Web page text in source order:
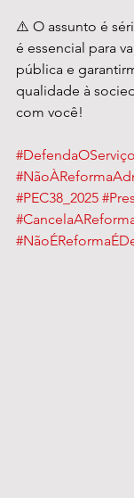
⚠️ O assunto é
é essencial para
pública e
qualidade à
com você!
#PEC38_2025